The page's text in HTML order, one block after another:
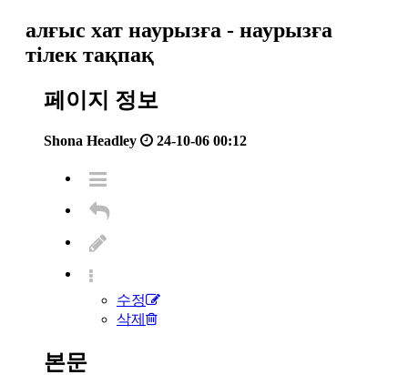
алғыс хат наурызға - наурызға
тілек тақпақ
페이지 정보
Shona Headley 24-10-06 00:12
수정
삭제
본문